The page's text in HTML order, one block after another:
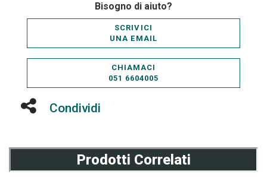
Bisogno di aiuto?
SCRIVICI
UNA EMAIL
CHIAMACI
051 6604005
Condividi
Prodotti Correlati